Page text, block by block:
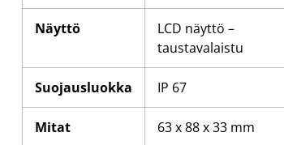
Näyttö
LCD näyttö –
taustavalaistu
Suojausluokka IP 67
Mitat 63 x 88 x 33 mm